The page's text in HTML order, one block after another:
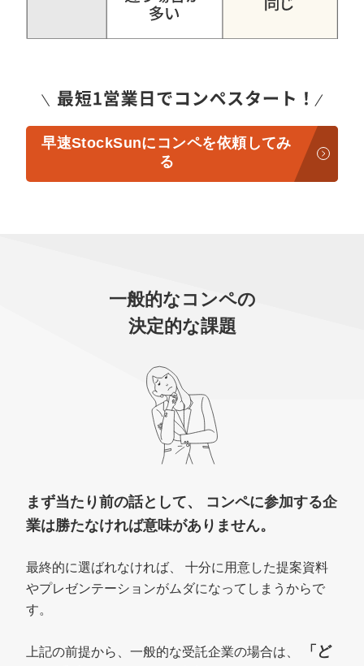
早速StockSunにコンペを依頼してみ
る
一般的なコンペの
決定的な課題
まず当たり前の話として、
コンペに参加する企
業は勝たなければ意味がありません。
最終的に選ばれなければ、
十分に用意した提案資料
やプレゼンテーションがムダになってしまうからで
す。
上記の前提から、一般的な受託企業の場合は、
「ど